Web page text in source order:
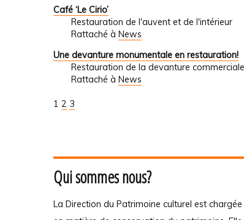
Café ‘Le Cirio’
Restauration de l'auvent et de l'intérieur
Rattaché à News
Une devanture monumentale en restauration!
Restauration de la devanture
Rattaché à News
1 2 3
Qui sommes nous?
La Direction du Patrimoine culturel est